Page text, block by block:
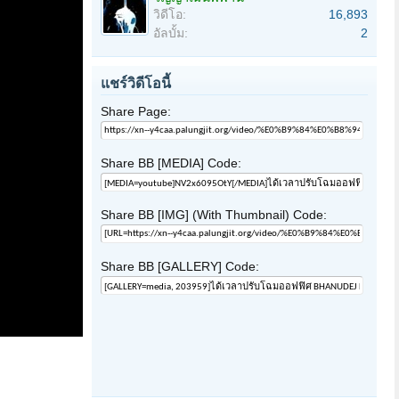
วิดีโอ:
16,893
อัลบั้ม:
2
แชร์วิดีโอนี้
Share Page:
Share BB [MEDIA] Code:
Share BB [IMG] (With Thumbnail) Code:
Share BB [GALLERY] Code: